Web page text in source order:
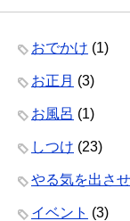
おでかけ (1)
お正月 (3)
お風呂 (1)
しつけ (23)
やる気を出さ
イベント (3)